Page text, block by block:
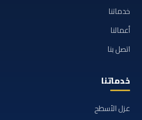
خدماتنا
أعمالنا
اتصل بنا
خدماتنا
عزل الأسطح